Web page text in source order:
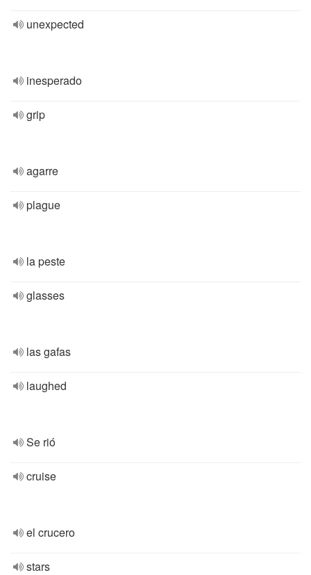
unexpected
inesperado
grip
agarre
plague
la peste
glasses
las gafas
laughed
Se rió
cruise
el crucero
stars